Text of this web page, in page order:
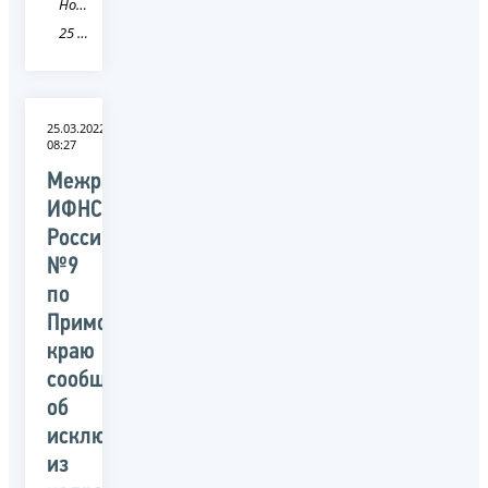
Новость
25 Приморский край
25.03.2022
08:27
Межрайонная
ИФНС
России
№9
по
Приморскому
краю
сообщает
об
исключении
из